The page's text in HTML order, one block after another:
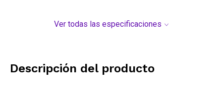
Ver todas las especificaciones
Descripción del producto